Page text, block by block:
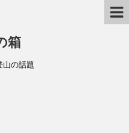
箱
山の話題